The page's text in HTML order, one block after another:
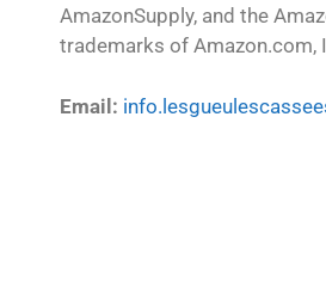
AmazonSupply, and the
trademarks of Amazon.com,
Email: